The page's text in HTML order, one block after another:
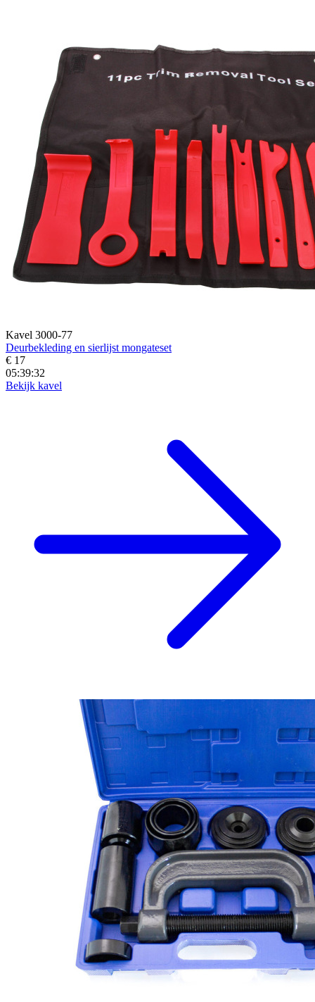
Kavel 3000-77
Deurbekleding en sierlijst mongateset
€ 17
05:39:30
Bekijk kavel